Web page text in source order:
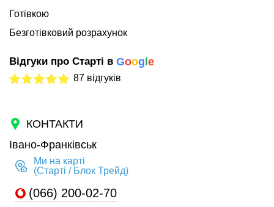
Готівкою
Безготівковий розрахунок
Відгуки про Старті в Goog e
87 відгуків
КОНТАКТИ
Івано-Франківськ
Ми на карті
(Старті / Блок Трейд)
(066) 200-02-70